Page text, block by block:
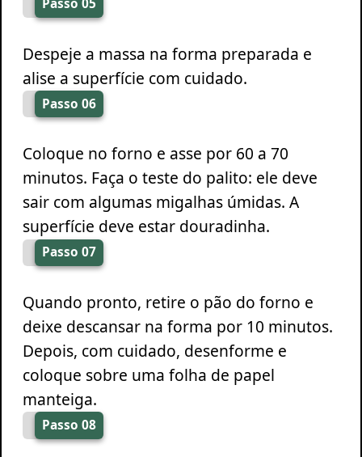
Passo 05
Despeje a massa na forma preparada e
alise a superfície com cuidado.
Passo 06
Coloque no forno e asse por 60 a 70
minutos. Faça o teste do palito: ele deve
sair com algumas migalhas úmidas. A
superfície deve estar douradinha.
Passo 07
Quando pronto, retire o pão do forno e
deixe descansar na forma por 10 minutos.
Depois, com cuidado, desenforme e
coloque sobre uma folha de papel
manteiga.
Passo 08